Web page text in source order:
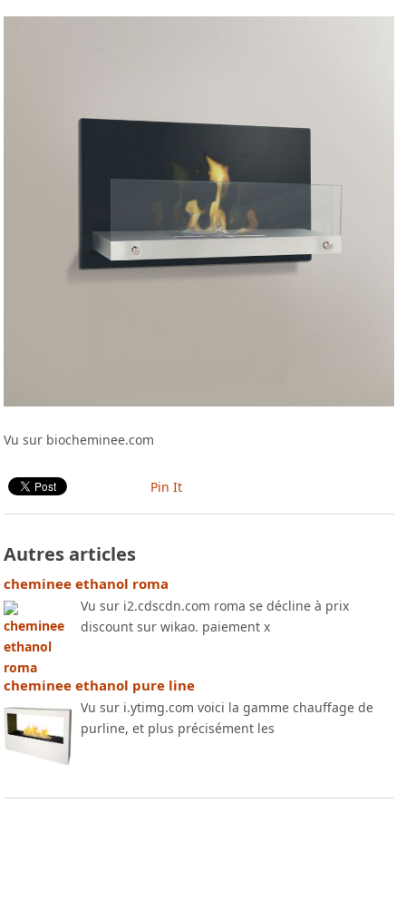
Vu sur biocheminee.com
Pin It
Autres articles
cheminee ethanol roma
Vu sur i2.cdscdn.com roma se décline à prix
discount sur wikao. paiement x
cheminee ethanol pure line
Vu sur i.ytimg.com voici la gamme chauffage de
purline, et plus précisément les